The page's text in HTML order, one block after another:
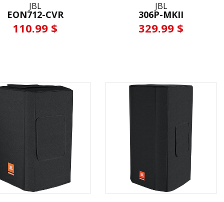
JBL
EON712-CVR
110.99 $
JBL
306P-MKII
329.99 $